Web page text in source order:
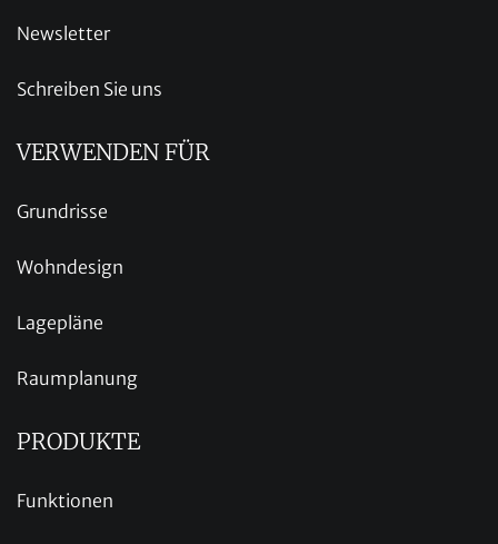
Newsletter
Schreiben Sie uns
VERWENDEN FÜR
Grundrisse
Wohndesign
Lagepläne
Raumplanung
PRODUKTE
Funktionen